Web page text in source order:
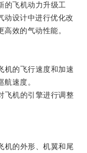
飞机动力升级工
动设计中进行优化改
效的气动性能。
的飞行速度和加速
速度。
机的引擎进行调整
的外形、机翼和尾